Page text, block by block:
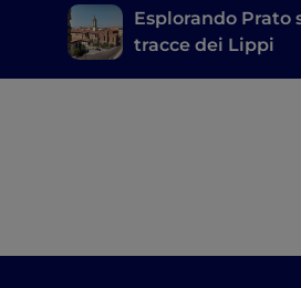
Esplorando Prato
tracce dei Lippi